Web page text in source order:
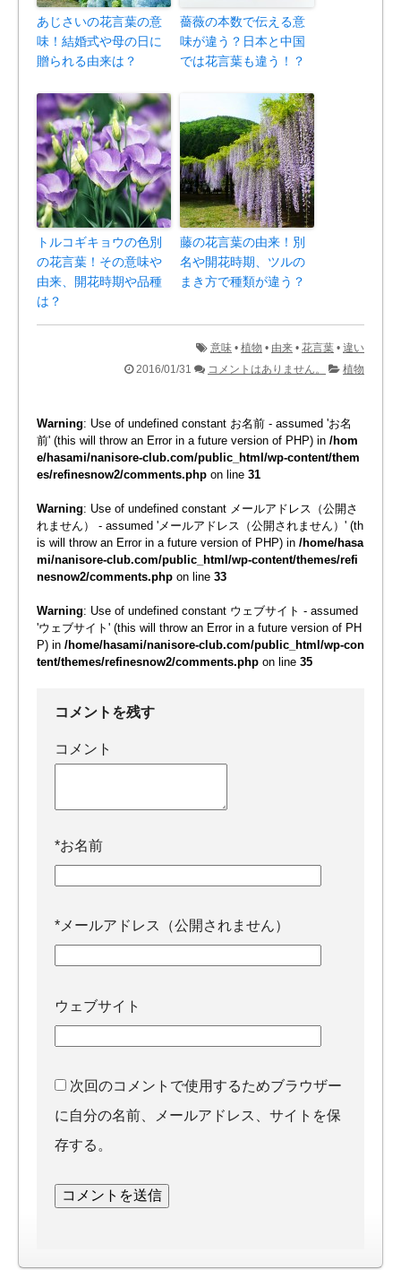
あじさいの花言葉の意
味！結婚式や母の日に
贈られる由来は？
薔薇の本数で伝える意
味が違う？日本と中国
では花言葉も違う！？
トルコギキョウの色別
の花言葉！その意味や
由来、開花時期や品種
は？
藤の花言葉の由来！別
名や開花時期、ツルの
まき方で種類が違う？
意味 • 植物 • 由来 • 花言葉 • 違い
2016/01/31
コメントはありません。 植物
Warning: Use of undefined constant お名前 - assumed 'お名
前' (this will throw an Error in a future version of PHP) in /hom
e/hasami/nanisore-club.com/public_html/wp-content/them
es/refinesnow2/comments.php on line 31
Warning: Use of undefined constant メールアドレス（公開さ
れません） - assumed 'メールアドレス（公開されません）' (th
is will throw an Error in a future version of PHP) in /home/hasa
mi/nanisore-club.com/public_html/wp-content/themes/refi
nesnow2/comments.php on line 33
Warning: Use of undefined constant ウェブサイト - assumed
'ウェブサイト' (this will throw an Error in a future version of PH
P) in /home/hasami/nanisore-club.com/public_html/wp-con
tent/themes/refinesnow2/comments.php on line 35
コメントを残す
コメント
*お名前
* メールアドレス（公開されません）
ウェブサイト
次回のコメントで使用するためブラウザー
に自分の名前、メールアドレス、サイトを保
存する。